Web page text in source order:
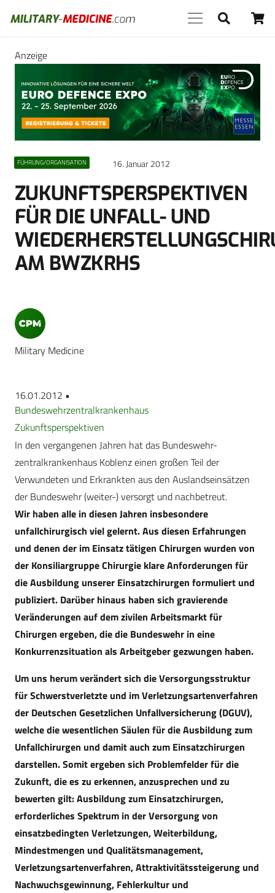
Anzeige
FÜHRUNG/ORGANISATION 16. Januar 2012
ZUKUNFTSPERSPEKTIVEN
FÜR DIE UNFALL- UND
AM BWZKRHS
Military Medicine
16.01.2012 •
Bundeswehrzentralkrankenhaus
Zukunftsperspektiven
In den vergangenen Jahren hat das Bundeswehr-
zentralkrankenhaus Koblenz einen großen Teil der
Verwundeten und Erkrankten aus den Auslandseinsätzen
der Bundeswehr (weiter-) versorgt und nachbetreut.
Wir haben alle in diesen Jahren insbesondere
unfallchirurgisch viel gelernt. Aus diesen Erfahrungen
und denen der im Einsatz tätigen Chirurgen wurden von
der Konsiliargruppe Chirurgie klare Anforderungen für
die Ausbildung unserer Einsatzchirurgen formuliert und
publiziert. Darüber hinaus haben sich gravierende
Veränderungen auf dem zivilen Arbeitsmarkt für
Chirurgen ergeben, die die Bundeswehr in eine
Konkurrenzsituation als Arbeitgeber gezwungen haben.
Um uns herum verändert sich die Versorgungsstruktur
für Schwerstverletzte und im Verletzungsartenverfahren
der Deutschen Gesetzlichen Unfallversicherung (DGUV),
welche die wesentlichen Säulen für die Ausbildung zum
Unfallchirurgen und damit auch zum Einsatzchirurgen
darstellen. Somit ergeben sich Problemfelder für die
Zukunft, die es zu erkennen, anzusprechen und zu
bewerten gilt: Ausbildung zum Einsatzchirurgen,
erforderliches Spektrum in der Versorgung von
einsatzbedingten Verletzungen, Weiterbildung,
Mindestmengen und Qualitätsmanagement,
Verletzungsartenverfahren, Attraktivitätssteigerung und
Nachwuchsgewinnung, Fehlerkultur und